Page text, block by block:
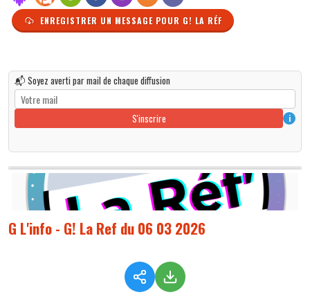
ENREGISTRER UN MESSAGE POUR G! LA RÉF
📬 Soyez averti par mail de chaque diffusion
S'inscrire i
G L'info - G! La Ref du 06 03 2026